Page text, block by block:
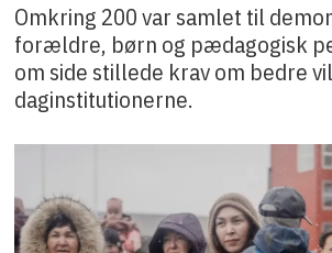
Omkring 200 var samlet til
forældre, børn og pædagogisk
om side stillede krav om bedre
daginstitutionerne.